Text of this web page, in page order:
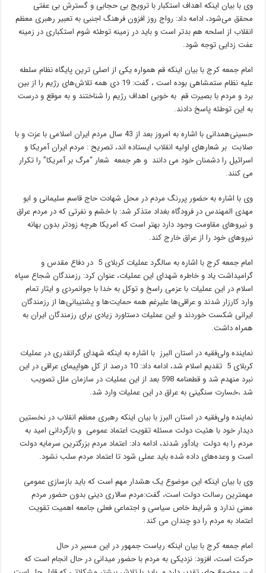
وی با بیان اینکه اهداف استکبار با ترویج بی حجابی و گسترش بی عفتی
محقق می‌شود، ادامه داد: رواج روز افزون فرهنگ اجنبی به تعبیر رهبری معظم
انقلاب از اسلحه هم بدتر است و باید در زمینه توطئه شوم استکباری در زمینه
عفت زدایی توجه شود.
امام جمعه کرج با بیان اینکه قم همواره یکی از اصلی ترین پایگاه نظام سلطه
علیه نظام ستمشاهی بوده است ، گفت: 19 دی همه تلاش‌های رژیم را از بین
برد و مردم با بصیرت قم به خوبی اهداف رژیم را شناختند و به موقع و درست
به این توطئه پاسخ دادند.
حسینی‌همدانی با اشاره به امروز بعد از 43 سال مردم ایران اسلامی با عزت و با
صلابت بر شعارهای اولیه انقلاب ایستاده اند، تصریح : مردم ایران آمریکا و
اسرائیل را دشمنان خود می دانند و هر جمعه شعار “مرگ بر آمریکا” را تکرار
می کنند.
وی با اشاره به حضور پررنگ مردم در محل شهادت حاج قاسم سلیمانی و ابو
مهدی المهندس در فرودگاه بغداد متذکر شد: با خشم و نفرتی که در مردم عراق
و نیروهای مقاومت وجود دارد بهتر است که امریکا هرچه زودتر بدون بهانه
نیروهای خود را از عراق خارج کند.
امام جمعه کرج با اشاره به سالگرد عملیات کربلای 5 در دفاع مقدس و
گرامیداشت یاد و خاطره شهدای این عملیات، عنوان کرد: رزمندگان شجاع سپاه
اسلام در این عملیات با عزمی راسخ و توکل به خدا با جوانمردی و ایثار تمام
وارد کارزار شدند و عراقی‌ها علیرغم همه حمایت‌ها و پشتیبانی‌ها از رزمندگان
ایرانی شکست خوردند و این عملیات دستاورد زیادی برای رزمندگان ایران به
همراه داشت.
نماینده ولی‌فقیه در استان البرز با اشاره به اینکه شهدای گرانقدری در عملیات
کربلای 5 تقدیم اسلام شد، ادامه داد: 10 درصد از کل هواپیمای عراقی در این
نبرد منهدم شد و قطعنامه 598 بعد از این عملیات در سازمان ملل تصویب
شد ،خسارت سنگینی به عراق در این عملیات وارد شد.
نماینده ولی‌فقیه در استان البرز با بیان اینکه رهبری معظم انقلاب در نخستین
دیدار خود با هئیت دولت مسئله تقویت اعتماد عمومی و بازگردانی امید به
مردم را به دولت یادآور شدند، ادامه داد: اعتماد مردم بزرگترین سرمایه دولت
است و وعده‌های داده شده باید عملی شود تا اعتماد مردم سلب نشود.
وی با بیان اینکه این موضوع یک هشدار مهم است که باید بازسازی عمومی
مهمترین رسالت دولت است، گفت:مردم سالاری دینی بدون حضور مردم
معنی ندارد و شرایط خاص سیاسی و اجتماعی فعلی جامعه اهمیت تقویت
اعتماد به مردم را دو چندان می کند.
امام جمعه کرج با بیان اینکه ریاست جمهور در این مسیر در حال
حرکت است، افزود: نزدیکی به مردم با حضور میدانی در حال انجام است که